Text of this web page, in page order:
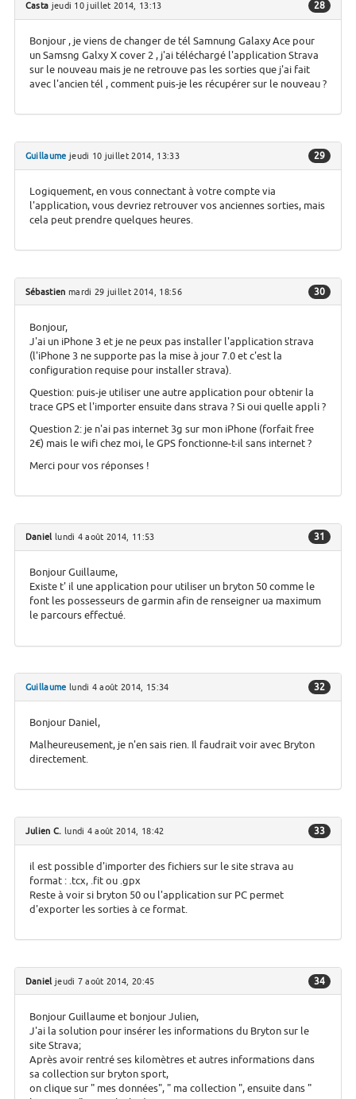
Casta jeudi 10 juillet 2014, 13:13 28
Bonjour , je viens de changer de tél Samnung Galaxy Ace pour
un Samsng Galxy X cover 2 , j'ai téléchargé l'application Strava
sur le nouveau mais je ne retrouve pas les sorties que j'ai fait
avec l'ancien tél , comment puis-je les récupérer sur le nouveau ?
Guillaume jeudi 10 juillet 2014, 13:33 29
Logiquement, en vous connectant à votre compte via
l'application, vous devriez retrouver vos anciennes sorties, mais
cela peut prendre quelques heures.
Sébastien mardi 29 juillet 2014, 18:56 30
Bonjour,
J'ai un iPhone 3 et je ne peux pas installer l'application strava
(l'iPhone 3 ne supporte pas la mise à jour 7.0 et c'est la
configuration requise pour installer strava).
Question: puis-je utiliser une autre application pour obtenir la
trace GPS et l'importer ensuite dans strava ? Si oui quelle appli ?
Question 2: je n'ai pas internet 3g sur mon iPhone (forfait free
2€) mais le wifi chez moi, le GPS fonctionne-t-il sans internet ?
Merci pour vos réponses !
Daniel lundi 4 août 2014, 11:53 31
Bonjour Guillaume,
Existe t' il une application pour utiliser un bryton 50 comme le
font les possesseurs de garmin afin de renseigner ua maximum
le parcours effectué.
Guillaume lundi 4 août 2014, 15:34 32
Bonjour Daniel,
Malheureusement, je n'en sais rien. Il faudrait voir avec Bryton
directement.
Julien C. lundi 4 août 2014, 18:42 33
il est possible d'importer des fichiers sur le site strava au
format : .tcx, .fit ou .gpx
Reste à voir si bryton 50 ou l'application sur PC permet
d'exporter les sorties à ce format.
Daniel jeudi 7 août 2014, 20:45 34
Bonjour Guillaume et bonjour Julien,
J'ai la solution pour insérer les informations du Bryton sur le
site Strava;
Après avoir rentré ses kilomètres et autres informations dans
sa collection sur bryton sport,
on clique sur " mes données", " ma collection ", ensuite dans "